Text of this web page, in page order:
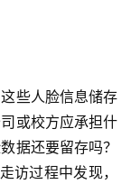
些人脸信息储存
或校方应承担什
据还要留存吗？
访过程中发现，